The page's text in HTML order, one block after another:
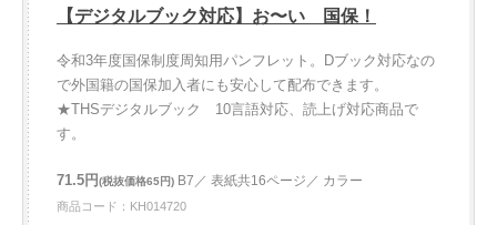
【デジタルブック対応】お〜い 国保！
令和3年度国保制度周知用パンフレット。Dブック対応なの
で外国籍の国保加入者にも安心して配布できます。
★THSデジタルブック 10言語対応、読上げ対応商品で
す。
71.5円(税抜価格65円) B7／ 表紙共16ページ／ カラー
商品コード：KH014720